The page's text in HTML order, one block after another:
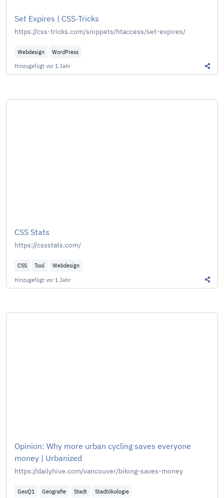
Set Expires | CSS-Tricks
https://css-tricks.com/snippets/htaccess/set-expires/
Webdesign
WordPress
Hinzugefügt vor 1 Jahr
CSS Stats
https://cssstats.com/
CSS Tool
Webdesign
Hinzugefügt vor 1 Jahr
Opinion: Why more urban cycling saves everyone
money | Urbanized
https://dailyhive.com/vancouver/biking-saves-money
GeoQ1 Geografie Stadt
Stadtökologie